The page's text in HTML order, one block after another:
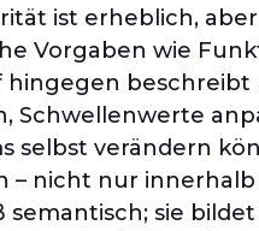
ist erheblich,
Vorgaben wie
Schwellenwerte
selbst verändern
nicht nur innerhalb
sie